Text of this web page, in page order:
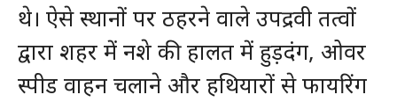
थे। ऐसे स्थानों पर ठहरने वाले उपद्रवी तत्वों
द्वारा शहर में नशे की हालत में हुड़दंग, ओवर
स्पीड वाहन चलाने और हथियारों से फायरिंग